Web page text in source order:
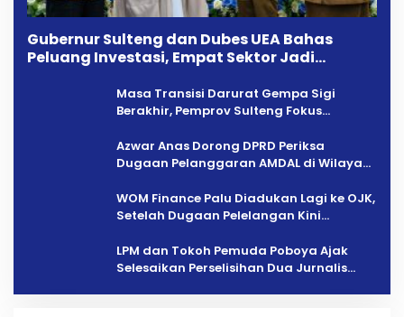
Gubernur Sulteng dan Dubes UEA Bahas
Peluang Investasi, Empat Sektor Jadi
Masa Transisi Darurat Gempa Sigi
Berakhir, Pemprov Sulteng Fokus
Azwar Anas Dorong DPRD Periksa
Dugaan Pelanggaran AMDAL di Wilayah
‎WOM Finance Palu Diadukan Lagi ke OJK,
Setelah Dugaan Pelelangan Kini
LPM dan Tokoh Pemuda Poboya Ajak
Selesaikan Perselisihan Dua Jurnalis